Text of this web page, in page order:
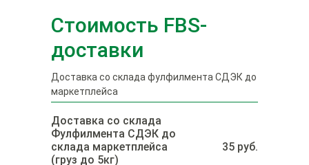
Стоимость FBS-
доставки
Доставка со склада фулфилмента СДЭК до
маркетплейса
Доставка со склада
Фулфилмента СДЭК до
склада маркетплейса
(груз до 5кг)
35 руб.